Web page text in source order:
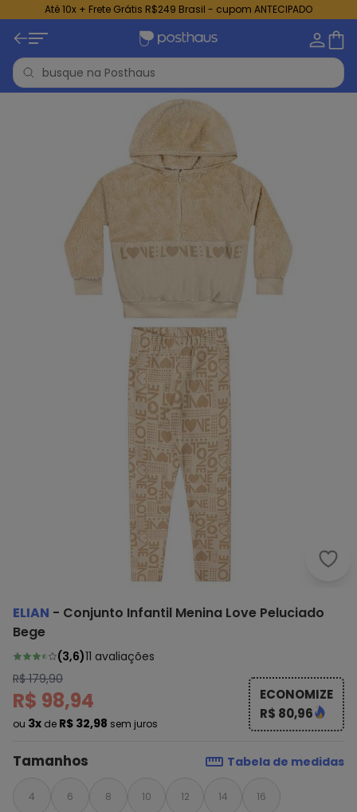
Até 10x + Frete Grátis R$249 Brasil - cupom ANTECIPADO
ELIAN - Conjunto Infantil Menina Love Peluciado
Bege
(3,6)11 avaliações
R$ 179,90
R$ 98,94
ou 3x de R$ 32,98 sem juros
ECONOMIZE
R$ 80,96
Tamanhos Tabela de medidas
4 6 8 10 12 14 16